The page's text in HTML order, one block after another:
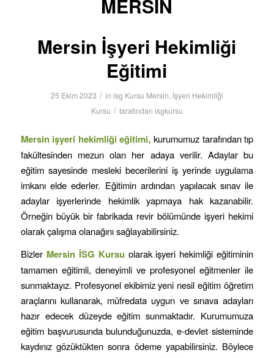
MERSIN
Mersin İşyeri Hekimliği
Eğitimi
25 Ekim 2023 / in isg Kursu Mersin, İşyeri Hekimliği
Kursu / tarafından isgkursu
Mersinişyeri hekimliği eğitimi, kurumumuz tarafından tıp
fakültesinden mezun olan her adaya verilir. Adaylar bu
eğitim sayesinde mesleki becerilerini iş yerinde uygulama
imkanı elde ederler. Eğitimin ardından yapılacak sınav ile
adaylar işyerlerinde hekimlik yapmaya hak kazanabilir.
Örneğin büyük bir fabrikada revir bölümünde işyeri hekimi
olarak çalışma olanağını sağlayabilirsiniz.
Bizler MersinİSG Kursu olarak işyeri hekimliği eğitiminin
tamamen eğitimli, deneyimli ve profesyonel eğitmenler ile
sunmaktayız. Profesyonel ekibimiz yeni nesil eğitim öğretim
araçlarını kullanarak, müfredata uygun ve sınava adayları
hazır edecek düzeyde eğitim sunmaktadır. Kurumumuza
eğitim başvurusunda bulunduğunuzda, e-devlet sisteminde
kaydınız gözüktükten sonra ödeme yapabilirsiniz. Böylece